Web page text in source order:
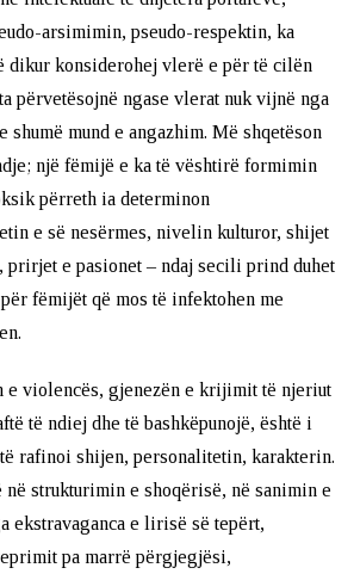
arsimimin, pseudo-respektin, ka
dikur konsiderohej vlerë e për të cilën
përvetësojnë ngase vlerat nuk vijnë nga
mund e angazhim. Më shqetëson
një fëmijë e ka të vështirë formimin
përreth ia determinon
e së nesërmes, nivelin kulturor, shijet
e pasionet – ndaj secili prind duhet
fëmijët që mos të infektohen me
e violencës, gjenezën e krijimit të njeriut
të ndiej dhe të bashkëpunojë, është i
rafinoi shijen, personalitetin, karakterin.
në strukturimin e shoqërisë, në sanimin e
ekstravaganca e lirisë së tepërt,
pa marrë përgjegjësi,